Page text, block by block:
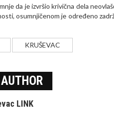
da je izvršio krivična dela
osumnjičenom je određeno
KRUŠEVAC
LINK